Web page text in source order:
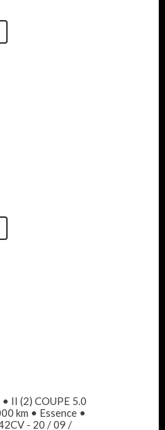
II (2) COUPE 5.0
km • Essence •
- 20 / 09 /